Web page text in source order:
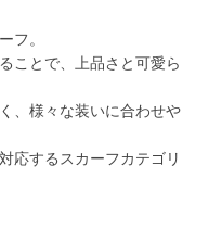
フ。
ことで、上品さと可愛ら
、様々な装いに合わせや
応するスカーフカテゴリ